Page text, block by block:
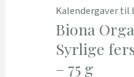
Kalendergaver til
Biona
Syrlige
– 75 g